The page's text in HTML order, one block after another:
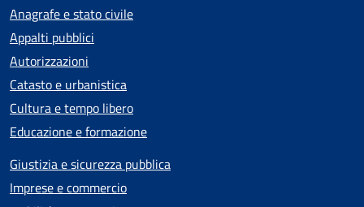
Anagrafe e stato civile
Appalti pubblici
Autorizzazioni
Catasto e urbanistica
Cultura e tempo libero
Educazione e formazione
Giustizia e sicurezza pubblica
Imprese e commercio